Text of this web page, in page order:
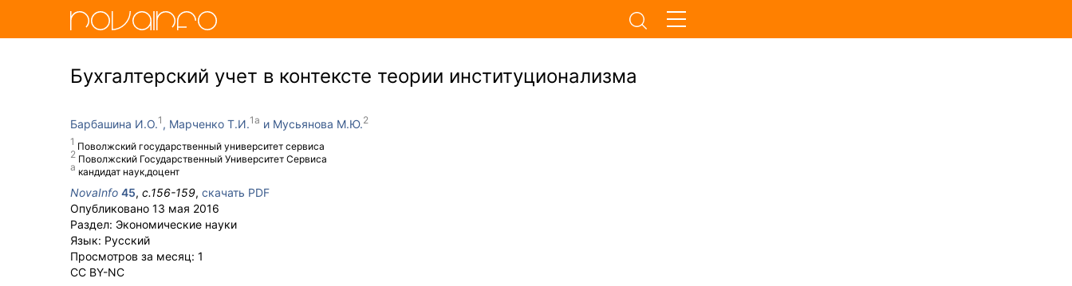
Бухгалтерский учет в контексте теории институционализма
Барбашина И.О.
Поволжский государственный университет сервиса
Марченко Т.И.
кандидат наук,доцент
Мусьянова М.Ю.
Поволжский Государственный Университет Сервиса
NovaInfo 45, с.156-159, скачать PDF
Опубликовано 13 мая 2016
Раздел: Экономические науки
Язык: Русский
Просмотров за месяц: 1
CC BY-NC